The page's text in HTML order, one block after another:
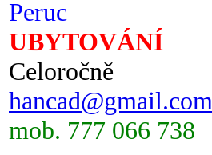
Peruc
UBYTOVÁNÍ
Celoročně
hancad@gmail.com
mob. 777 066 738